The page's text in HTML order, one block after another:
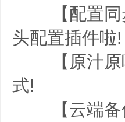
【配置同步
头配置插件啦!
【原汁原味
式!
【云端备份